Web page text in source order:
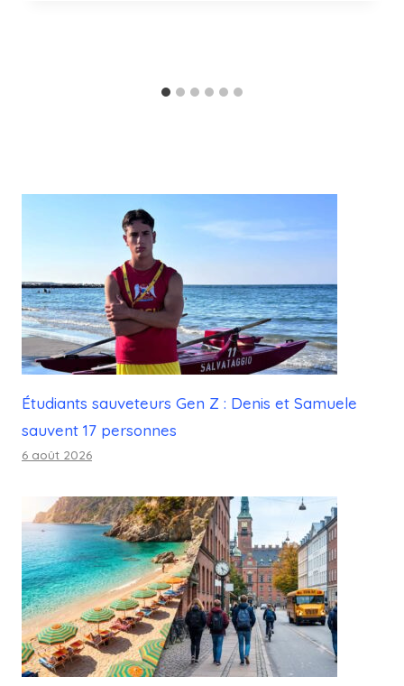
Étudiants sauveteurs Gen Z : Denis et Samuele
sauvent 17 personnes
6 août 2026